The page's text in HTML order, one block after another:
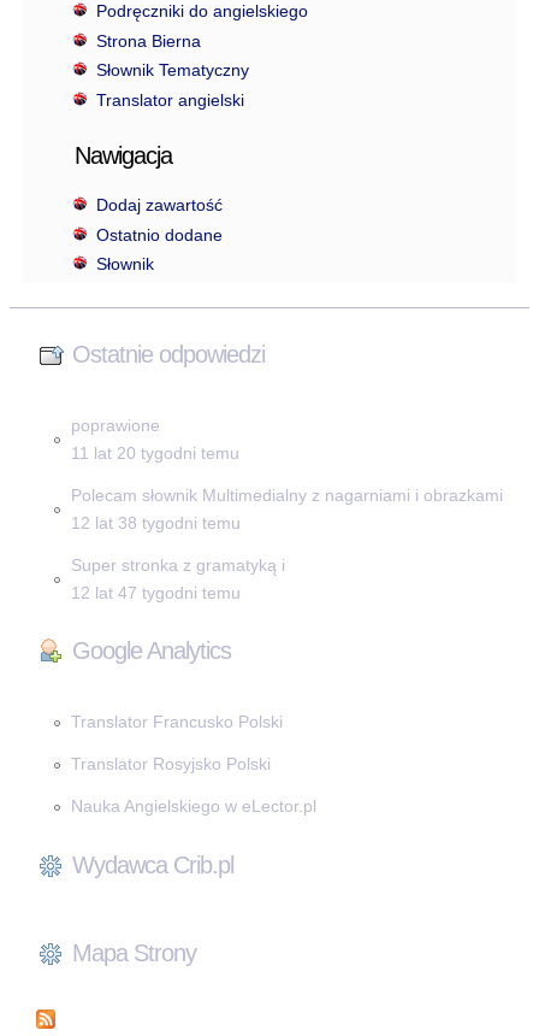
Podręczniki do angielskiego
Strona Bierna
Słownik Tematyczny
Translator angielski
Nawigacja
Dodaj zawartość
Ostatnio dodane
Słownik
Ostatnie odpowiedzi
poprawione
11 lat 20 tygodni temu
Polecam słownik Multimedialny z nagarniami i obrazkami
12 lat 38 tygodni temu
Super stronka z gramatyką i
12 lat 47 tygodni temu
Google Analytics
Translator Francusko Polski
Translator Rosyjsko Polski
Nauka Angielskiego w eLector.pl
Wydawca Crib.pl
Mapa Strony